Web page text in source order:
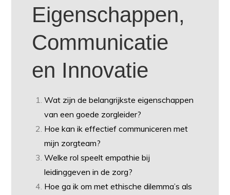
Eigenschappen,
Communicatie
en Innovatie
Wat zijn de belangrijkste eigenschappen
van een goede zorgleider?
Hoe kan ik effectief communiceren met
mijn zorgteam?
Welke rol speelt empathie bij
leidinggeven in de zorg?
Hoe ga ik om met ethische dilemma’s als